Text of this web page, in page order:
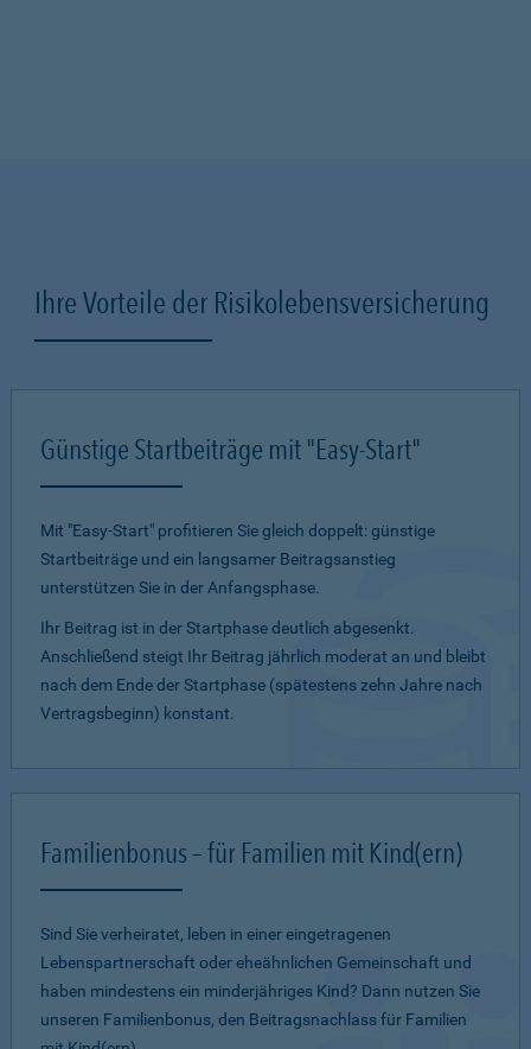
Ihre Vorteile der Risikolebensversicherung
Günstige Startbeiträge mit "Easy-Start"
Mit "Easy-Start" profitieren Sie gleich doppelt: günstige
Startbeiträge und ein lang­samer Beitragsanstieg
unterstützen Sie in der Anfangsphase.
Ihr Beitrag ist in der Startphase deutlich abgesenkt.
Anschließend steigt Ihr Beitrag jährlich moderat an und bleibt
nach dem Ende der Startphase (spätestens zehn Jahre nach
Vertragsbeginn) konstant.
Familienbonus – für Familien mit Kind(ern)
Sind Sie verheiratet, leben in einer eingetragenen
Lebenspartnerschaft oder eheähnlichen Gemeinschaft und
haben mindestens ein minderjähriges Kind? Dann nutzen Sie
unseren Familienbonus, den Beitragsnachlass für Familien